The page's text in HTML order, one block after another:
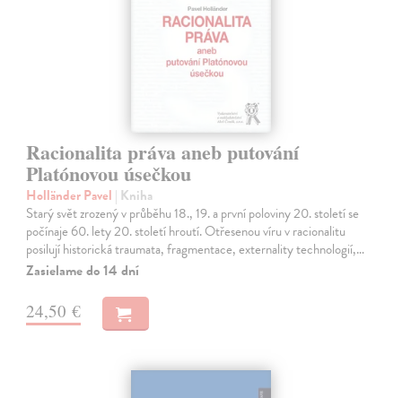
Racionalita práva aneb putování
Platónovou úsečkou
Holländer Pavel | Kniha
Starý svět zrozený v průběhu 18., 19. a první poloviny 20. století se
počínaje 60. lety 20. století hroutí. Otřesenou víru v racionalitu
posilují historická traumata, fragmentace, externality technologií,…
Zasielame do 14 dní
24,50 €